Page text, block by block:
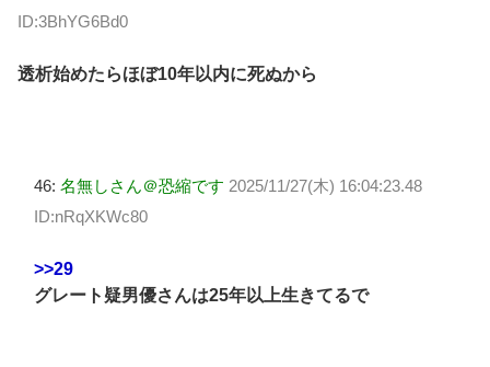
ID:3BhYG6Bd0
透析始めたらほぼ10年以内に死ぬから
46: 名無しさん＠恐縮です 2025/11/27(木) 16:04:23.48
ID:nRqXKWc80
>>29
グレート疑男優さんは25年以上生きてるで